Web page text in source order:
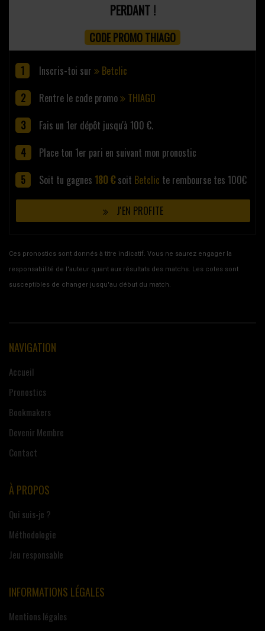
PERDANT !
CODE PROMO THIAGO
Inscris-toi sur
Betclic
Rentre le code promo
THIAGO
Fais un 1er dépôt jusqu'à 100 €.
Place ton 1er pari en suivant mon pronostic
Soit tu gagnes 180 € soit Betclic te rembourse tes 100€
J'EN PROFITE
Ces pronostics sont donnés à titre indicatif. Vous ne saurez engager la
responsabilité de l'auteur quant aux résultats des matchs. Les cotes sont
susceptibles de changer jusqu'au début du match.
NAVIGATION
Accueil
Pronostics
Bookmakers
Devenir Membre
Contact
À PROPOS
Qui suis-je ?
Méthodologie
Jeu responsable
INFORMATIONS LÉGALES
Mentions légales